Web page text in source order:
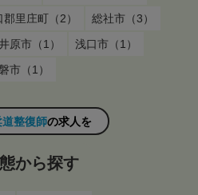
郡里庄町（2）
総社市（3）
原市（1）
浅口市（1）
市（1）
道整復師の求人を
から探す